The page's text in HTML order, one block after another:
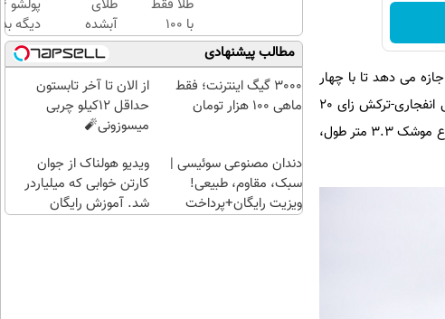
2ای38ام مجهز است که به آن اجازه می دهد تا با چهار
هدف به طور همزمان درگیر شود. 57ئی6 یک موشک دو مرحله ای با هدایت فرمان رادیویی و سر جنگی انفجاری-ترکش زای 20
کیلوگرمی است. 9ام335، یکی از انواع موشک 57ئی6، دارای سر جنگی Continuous-rod است. هر دو نوع موشک 3.3 متر طول،
🧨
طلا فقط
با ۱۰۰
هزارتومان
(امن و
راحت)
طلای
آبشده
حتی با
۱۰۰هزارتومان
دیگه
طلا با
بی‌بهره
مطالب پیشنهادی
3000 گیگ اینترنت؛ فقط
ماهی 100 هزار تومان
از الان تا آخر تابستون
حداقل 12کیلو چربی
میسوزونی🧨
دندان مصنوعی سوئیسی |
سبک، مقاوم، طبیعی!
ویزیت رایگان+پرداخت
ویدیو هولناک از جوان
کارتن خوابی که میلیاردر
شد. آموزش رایگان